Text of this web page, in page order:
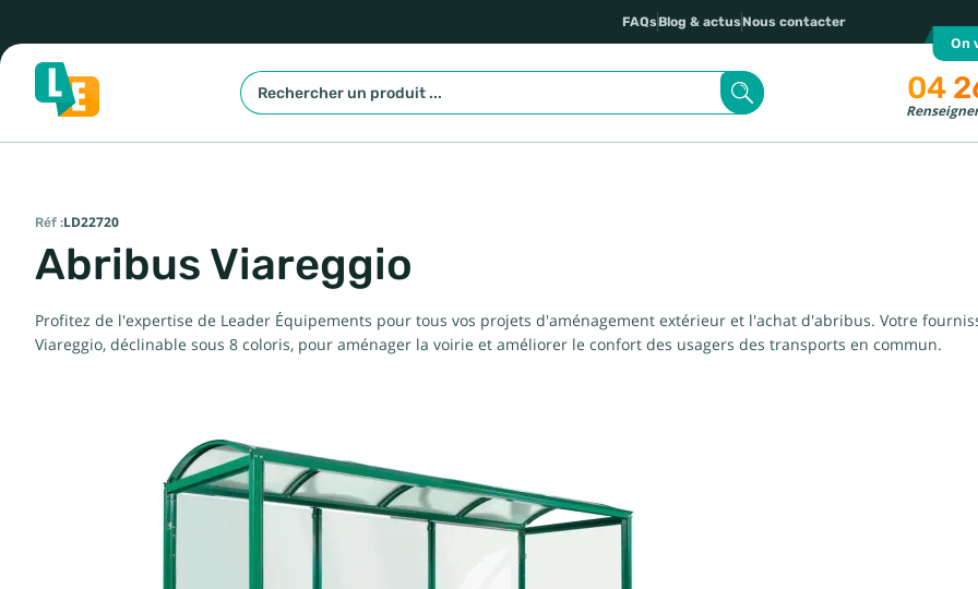
FAQsBlog & actusNous contacter
On
04
Réf :LD22720
Abribus Viareggio
Profitez de l'expertise de Leader Équipements pour tous vos projets d'aménagement extérieur et l'achat d'abribus. Votre
Viareggio, déclinable sous 8 coloris, pour aménager la voirie et améliorer le confort des usagers des transports en commun.